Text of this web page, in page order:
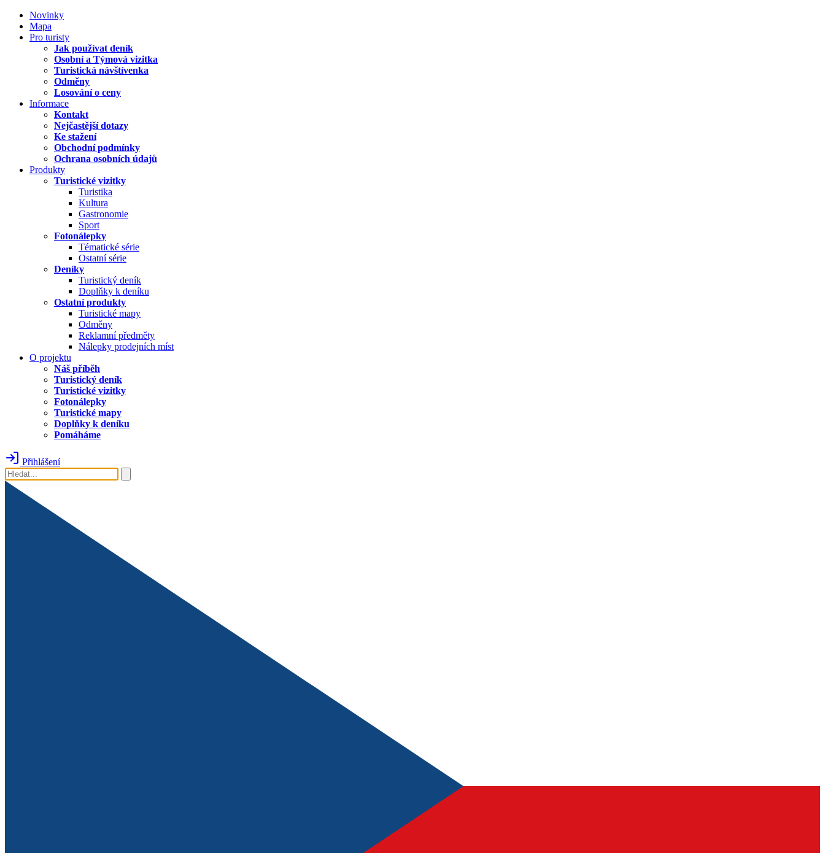
Novinky
Mapa
Pro turisty
Jak používat deník
Osobní a Týmová vizitka
Turistická návštívenka
Odměny
Losování o ceny
Informace
Kontakt
Nejčastější dotazy
Ke stažení
Obchodní podmínky
Ochrana osobních údajů
Produkty
Turistické vizitky
Turistika
Kultura
Gastronomie
Sport
Fotonálepky
Tématické série
Ostatní série
Deníky
Turistický deník
Doplňky k deníku
Ostatní produkty
Turistické mapy
Odměny
Reklamní předměty
Nálepky prodejních míst
O projektu
Náš příběh
Turistický deník
Turistické vizitky
Fotonálepky
Turistické mapy
Doplňky k deníku
Pomáháme
Přihlášení